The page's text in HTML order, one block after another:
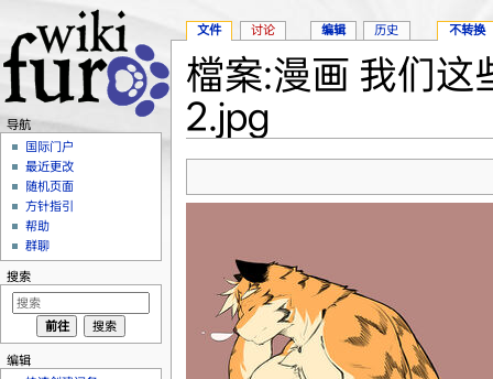
檔案:漫画 我们这
2.jpg
文件 讨论 编辑 历史 不转换
导航
国际门户
最近更改
随机页面
方针指引
帮助
群聊
搜索
编辑